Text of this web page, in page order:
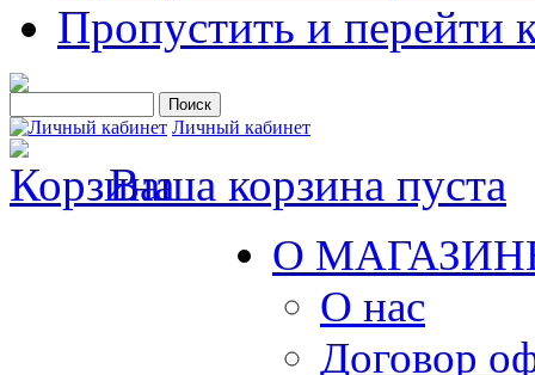
Пропустить и перейти
Личный кабинет
Ваша корзина пуста
О
О нас
Договор